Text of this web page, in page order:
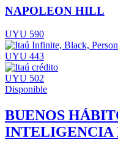
NAPOLEON HILL
UYU 590
UYU 443
UYU 502
Disponible
BUENOS
INTELIGENCIA